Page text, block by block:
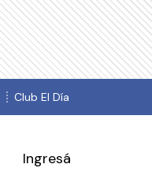
Club El Día
Ingresá